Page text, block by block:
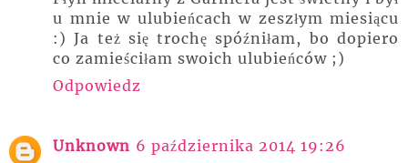
u mnie w ulubieńcach w zeszłym miesiącu
:) Ja też się trochę spóźniłam, bo dopiero
co zamieściłam swoich ulubieńców ;)
Odpowiedz
Unknown 6 października 2014 19:26